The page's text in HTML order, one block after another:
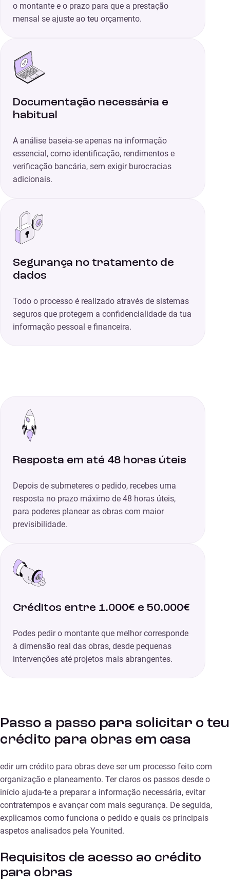
o montante e o prazo para que a prestação
mensal se ajuste ao teu orçamento.
Documentação necessária e
habitual
A análise baseia-se apenas na informação
essencial, como identificação, rendimentos e
verificação bancária, sem exigir burocracias
adicionais.
Segurança no tratamento de
dados
Todo o processo é realizado através de sistemas
seguros que protegem a confidencialidade da tua
informação pessoal e financeira.
Resposta em até 48 horas úteis
Depois de submeteres o pedido, recebes uma
resposta no prazo máximo de 48 horas úteis,
para poderes planear as obras com maior
previsibilidade.
Créditos entre 1.000€ e 50.000€
Podes pedir o montante que melhor corresponde
à dimensão real das obras, desde pequenas
intervenções até projetos mais abrangentes.
Passo a passo para solicitar o teu
crédito para obras em casa
edir um crédito para obras deve ser um processo feito com
organização e planeamento. Ter claros os passos desde o
início ajuda-te a preparar a informação necessária, evitar
contratempos e avançar com mais segurança. De seguida,
explicamos como funciona o pedido e quais os principais
aspetos analisados pela Younited.
Requisitos de acesso ao crédito
para obras